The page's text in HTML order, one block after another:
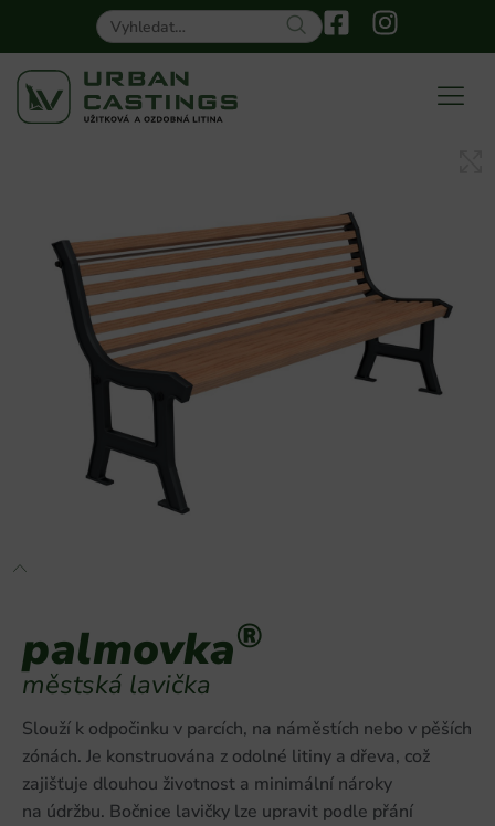
palmovka®
městská lavička
Slouží k odpočinku v parcích, na náměstích nebo v pěších
zónách. Je konstruována z odolné litiny a dřeva, což
zajišťuje dlouhou životnost a minimální nároky
na údržbu. Bočnice lavičky lze upravit podle přání